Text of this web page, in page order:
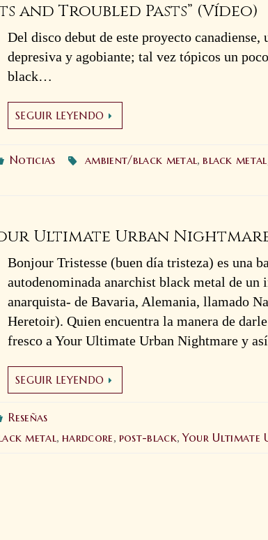
and Troubled Pasts” (Vídeo)
Del disco debut de este proyecto canadiense,
depresiva y agobiante; tal vez tópicos un
black…
SEGUIR LEYENDO
Noticias ambient/black metal ,black metal
Ultimate Urban Nightmare
Bonjour Tristesse (buen día tristeza) es una
autodenominada anarchist black metal de
anarquista- de Bavaria, Alemania, llamado
Heretoir). Quien encuentra la manera de
fresco a Your Ultimate Urban Nightmare y
SEGUIR LEYENDO
Reseñas
metal ,hardcore, post-black,Your Ultimate